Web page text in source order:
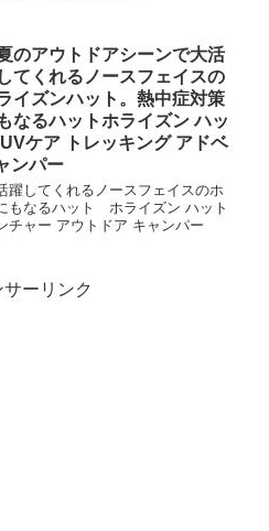
のアウトドアシーンで大活
てくれるノースフェイスの
イズンハット。熱中症対策
なるハットホライズン ハッ
UVケア トレッキング アドベ
ンパー
躍してくれるノースフェイスのホ
もなるハット ホライズン ハット
チャー アウトドア キャンパー
サーリンク